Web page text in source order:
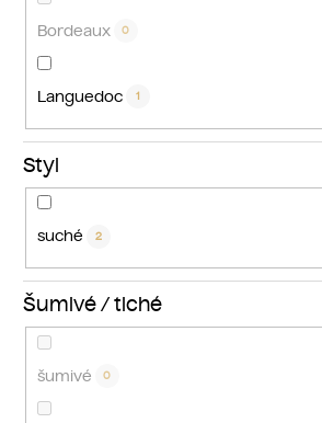
Bordeaux 0
Languedoc 1
Styl
suché 2
Šumivé / tiché
šumivé 0